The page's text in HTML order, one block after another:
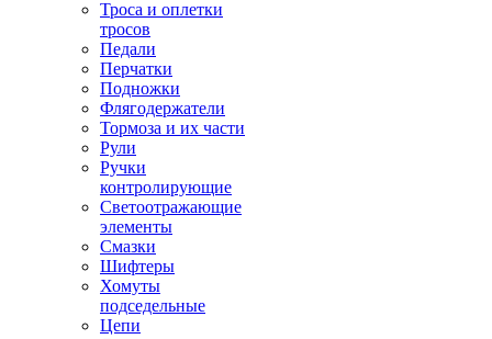
Троса и оплетки
тросов
Педали
Перчатки
Подножки
Флягодержатели
Тормоза и их части
Рули
Ручки
контролирующие
Светоотражающие
элементы
Смазки
Шифтеры
Хомуты
подседельные
Цепи